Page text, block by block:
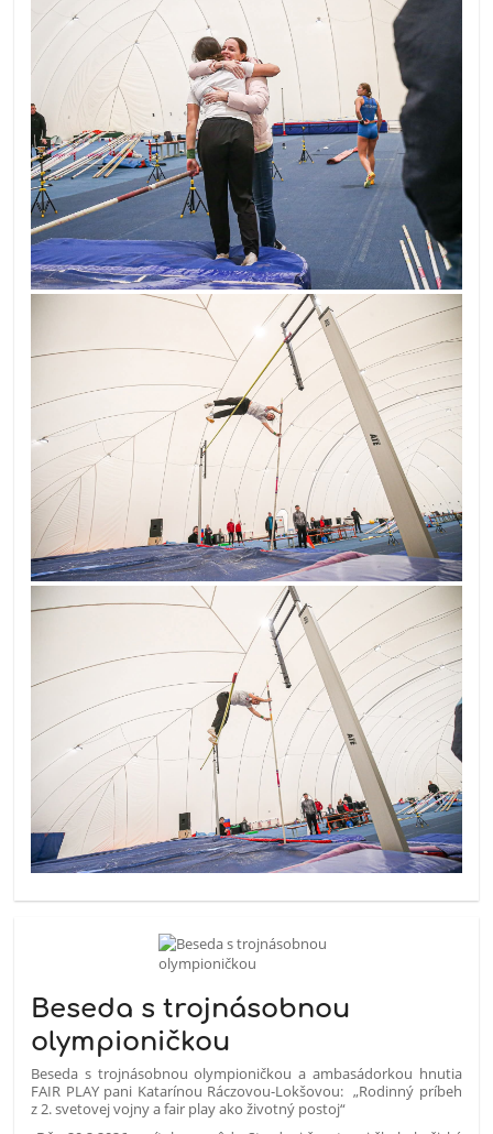
Beseda s trojnásobnou
olympioničkou
Beseda s trojnásobnou olympioničkou a ambasádorkou hnutia
FAIR PLAY pani Katarínou Ráczovou-Lokšovou: „Rodinný príbeh
z 2. svetovej vojny a fair play ako životný postoj“